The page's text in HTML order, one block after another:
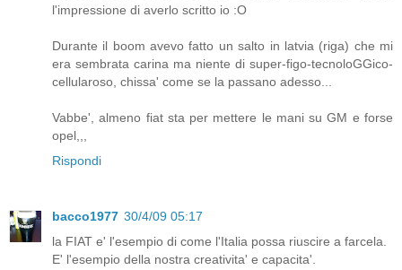
l'impressione di averlo scritto io :O
Durante il boom avevo fatto un salto in latvia (riga) che mi
era sembrata carina ma niente di super-figo-tecnoloGGico-
cellularoso, chissa' come se la passano adesso...
Vabbe', almeno fiat sta per mettere le mani su GM e forse
opel,,,
Rispondi
bacco1977 30/4/09 05:17
la FIAT e' l'esempio di come l'Italia possa riuscire a farcela.
E' l'esempio della nostra creativita' e capacita'.